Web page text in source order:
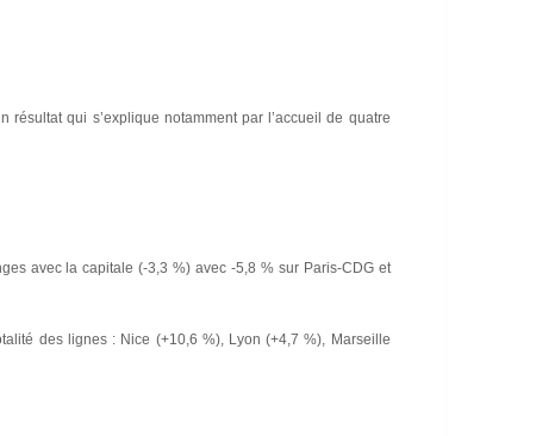
résultat qui s’explique notamment par l’accueil de quatre
avec la capitale (-3,3 %) avec -5,8 % sur Paris-CDG et
des lignes : Nice (+10,6 %), Lyon (+4,7 %), Marseille